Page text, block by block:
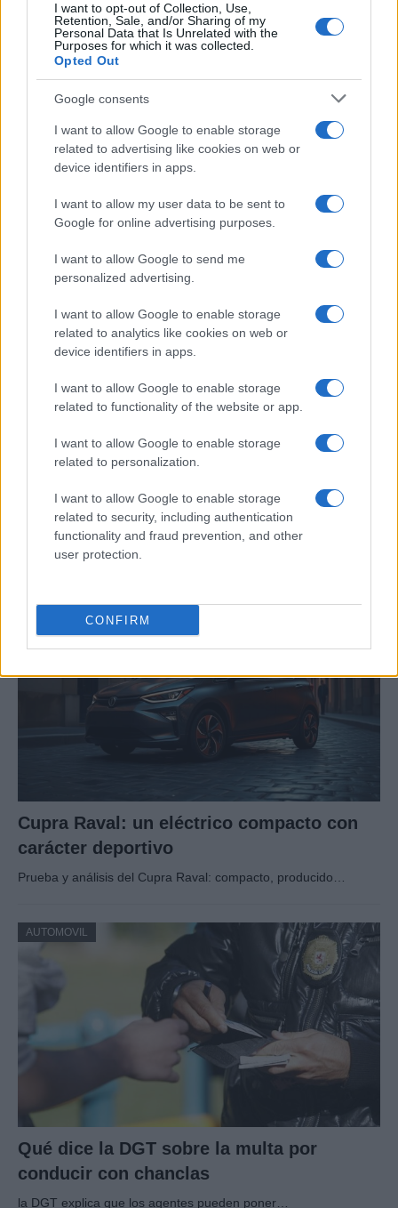
I want to opt-out of Collection, Use,
Retention, Sale, and/or Sharing of my
Personal Data that Is Unrelated with the
Purposes for which it was collected.
Opted Out
Google consents
I want to allow Google to enable storage
related to advertising like cookies on web or
device identifiers in apps.
I want to allow my user data to be sent to
Google for online advertising purposes.
I want to allow Google to send me
personalized advertising.
I want to allow Google to enable storage
related to analytics like cookies on web or
device identifiers in apps.
I want to allow Google to enable storage
related to functionality of the website or app.
I want to allow Google to enable storage
related to personalization.
I want to allow Google to enable storage
related to security, including authentication
functionality and fraud prevention, and other
user protection.
CONFIRM
Las 100 mujeres que están transformando
la industria automotriz en 2025
Un vistazo a las mujeres que marcan la…
AUTOMOVIL
Cómo obtener el permiso internacional
para conducir y viajar por todo el mundo
La International Drivers Association te ofrece la posibilidad…
AUTOMOVIL
Cupra Raval: un eléctrico compacto con
carácter deportivo
Prueba y análisis del Cupra Raval: compacto, producido…
AUTOMOVIL
Qué dice la DGT sobre la multa por
conducir con chanclas
la DGT explica que los agentes pueden poner…